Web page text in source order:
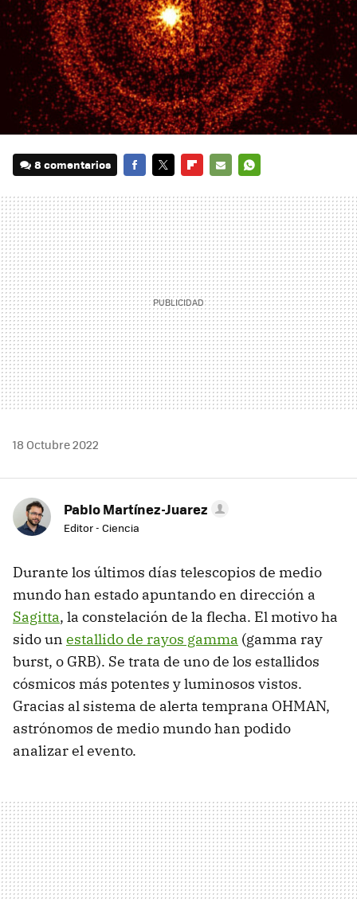
8 comentarios
MAIL
18 Octubre 2022
Pablo Martínez-Juarez
Editor - Ciencia
Durante los últimos días telescopios de medio
mundo han estado apuntando en dirección a
Sagitta, la constelación de la flecha. El motivo ha
sido un estallido de rayos gamma (gamma ray
burst, o GRB). Se trata de uno de los estallidos
cósmicos más potentes y luminosos vistos.
Gracias al sistema de alerta temprana OHMAN,
astrónomos de medio mundo han podido
analizar el evento.